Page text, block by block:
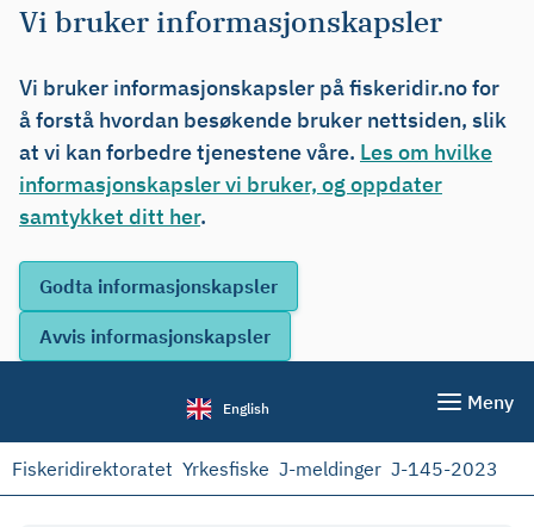
Vi bruker informasjonskapsler
Vi bruker informasjonskapsler på fiskeridir.no for
å forstå hvordan besøkende bruker nettsiden, slik
at vi kan forbedre tjenestene våre. Les om hvilke
informasjonskapsler vi bruker, og oppdater
samtykket ditt her.
English Meny
Fiskeridirektoratet Yrkesfiske J-meldinger J-145-2023